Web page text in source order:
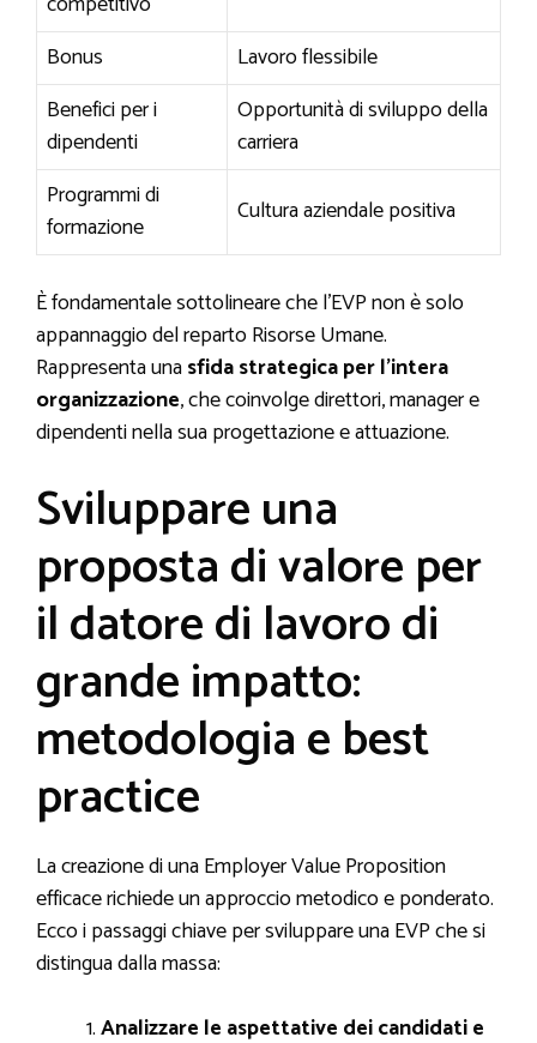
Bonus
Lavoro flessibile
Benefici per i
dipendenti
Opportunità di sviluppo della
carriera
Programmi di
formazione
Cultura aziendale positiva
È fondamentale sottolineare che l’EVP non è solo
appannaggio del reparto Risorse Umane.
Rappresenta unasfida strategica per l’intera
organizzazione, che coinvolge direttori, manager e
dipendenti nella sua progettazione e attuazione.
Sviluppare una
proposta di valore per
il datore di lavoro di
grande impatto:
metodologia e best
practice
La creazione di una Employer Value Proposition
efficace richiede un approccio metodico e ponderato.
Ecco i passaggi chiave per sviluppare una EVP che si
distingua dalla massa:
Analizzare le aspettative dei candidati e